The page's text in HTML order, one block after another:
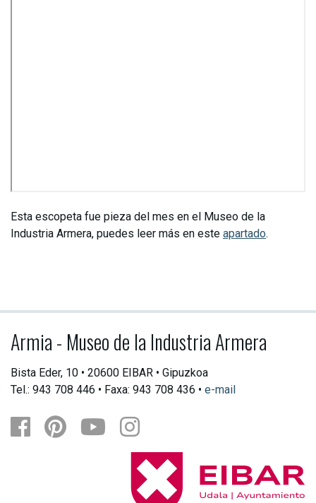
Esta escopeta fue pieza del mes en el Museo de la
Industria Armera, puedes leer más en este apartado.
Armia - Museo de la Industria Armera
Bista Eder, 10 • 20600 EIBAR • Gipuzkoa
Tel.: 943 708 446 • Faxa: 943 708 436 • e-mail